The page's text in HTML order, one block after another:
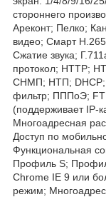
стороннего
Ареконт; Пелко;
видео; Смарт
Сжатие звука;
протокол; HTTP;
СНМП; НТП;
фильтр; ПППоЭ;
(поддерживает IP-
Многоадресная
Доступ по
Функциональная
Профиль S;
Chrome IE 9 или
режим;